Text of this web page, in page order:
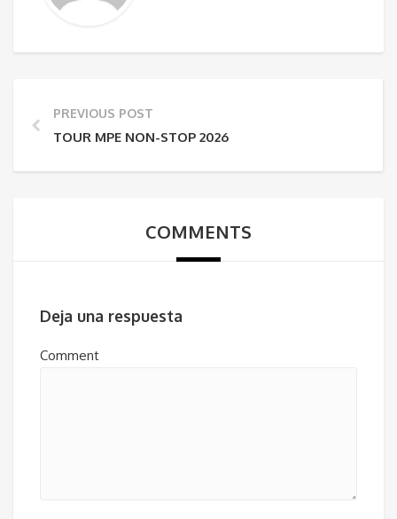
PREVIOUS POST
TOUR MPE NON-STOP 2026
COMMENTS
Deja una respuesta
Comment